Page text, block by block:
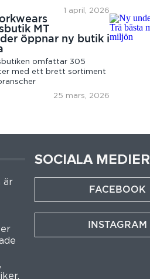
1 april, 2026
MT
öppnar ny butik i
omfattar 305
med ett brett sortiment
25 mars, 2026
är
SOCIALA MEDIER
FACEBOOK
INSTAGRAM